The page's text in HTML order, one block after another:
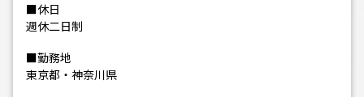
■休日
週休二日制
■勤務地
東京都・神奈川県